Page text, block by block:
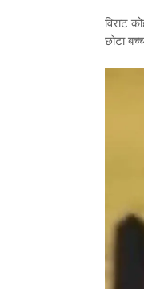
विराट
छोटा